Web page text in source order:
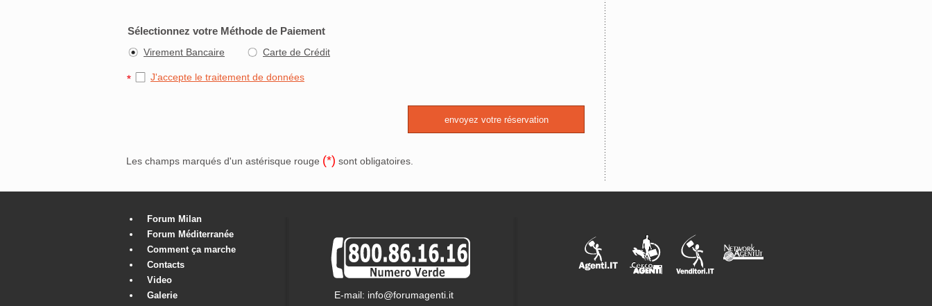
Sélectionnez votre Méthode de Paiement
Virement Bancaire Carte de Crédit
J'accepte le traitement de données
Les champs marqués d'un astérisque rouge (*) sont obligatoires.
Forum Milan
Forum Méditerranée
Comment ça marche
Contacts
Video
Galerie
E-mail: info@forumagenti.it